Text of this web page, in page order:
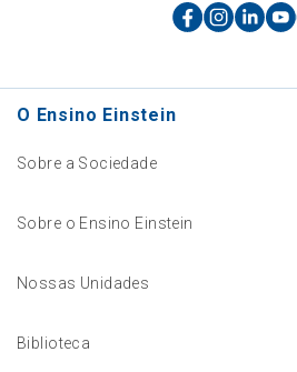
O Ensino Einstein
Sobre a Sociedade
Sobre o Ensino Einstein
Nossas Unidades
Biblioteca